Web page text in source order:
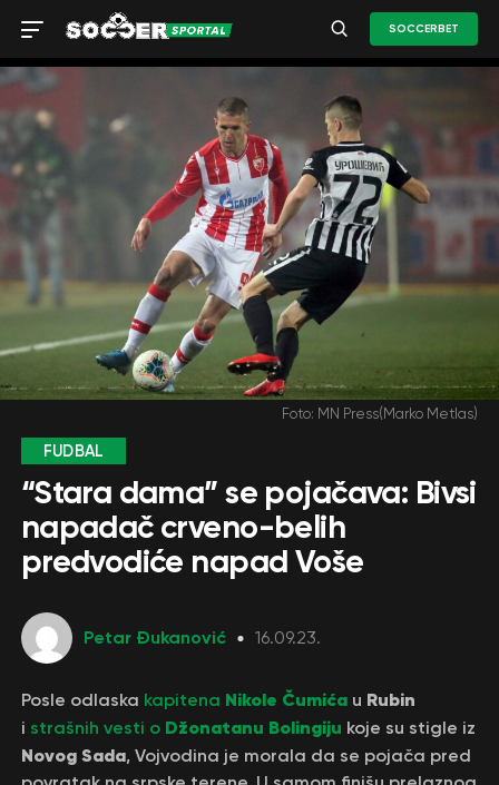
SOCCERBET
Foto: MN Press(Marko Metlas)
FUDBAL
“Stara dama” se pojačava: Bivsi
napadač crveno-belih
predvodiće napad Voše
Petar Đukanović 16.09.23.
Posle odlaska kapitena Nikole Čumića u Rubin
i strašnih vesti o Džonatanu Bolingiju koje su stigle iz
Novog Sada, Vojvodina je morala da se pojača pred